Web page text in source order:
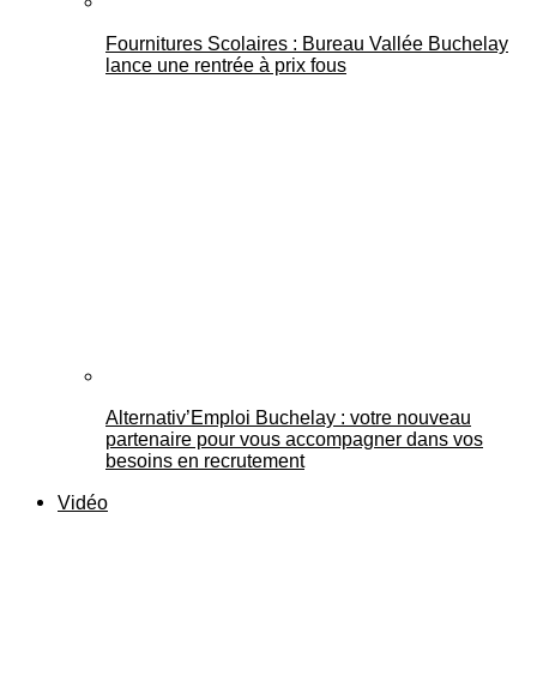
Fournitures Scolaires : Bureau Vallée Buchelay
lance une rentrée à prix fous
Alternativ’Emploi Buchelay : votre nouveau
partenaire pour vous accompagner dans vos
besoins en recrutement
Vidéo